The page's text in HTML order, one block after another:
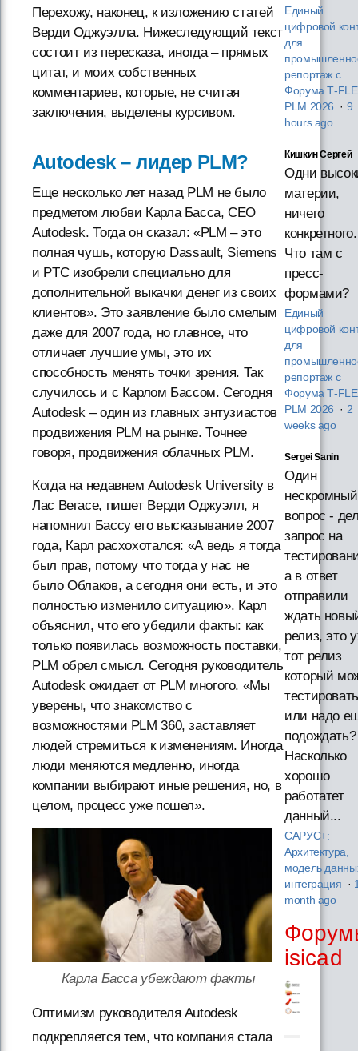
Перехожу, наконец, к изложению статей
Верди Оджуэлла. Нижеследующий текст
состоит из пересказа, иногда – прямых
цитат, и моих собственных
комментариев, которые, не считая
заключения, выделены курсивом.
Autodesk – лидер PLM?
Еще несколько лет назад PLM не было
предметом любви Карла Басса, CEO
Autodesk. Тогда он сказал: «PLM – это
полная чушь, которую Dassault, Siemens
и PTC изобрели специально для
дополнительной выкачки денег из своих
клиентов». Это заявление было смелым
даже для 2007 года, но главное, что
отличает лучшие умы, это их
способность менять точки зрения. Так
случилось и с Карлом Бассом. Сегодня
Autodesk – один из главных энтузиастов
продвижения PLM на рынке. Точнее
говоря, продвижения облачных PLM.
Когда на недавнем Autodesk University в
Лас Вегасе, пишет Верди Оджуэлл, я
напомнил Бассу его высказывание 2007
года, Карл расхохотался: «А ведь я тогда
был прав, потому что тогда у нас не
было Облаков, а сегодня они есть, и это
полностью изменило ситуацию». Карл
объяснил, что его убедили факты: как
только появилась возможность поставки,
PLM обрел смысл. Сегодня руководитель
Autodesk ожидает от PLM многого. «Мы
уверены, что знакомство с
возможностями PLM 360, заставляет
людей стремиться к изменениям. Иногда
люди меняются медленно, иногда
компании выбирают иные решения, но, в
целом, процесс уже пошел».
Карла Басса убеждают факты
Оптимизм руководителя Autodesk
подкрепляется тем, что компания стала
Единый
цифровой
для
репортаж с
Форума
PLM 2026 · 9
hours ago
Кишкин Сергей
Одни
материи,
ничего
конкретного.
Что там с
пресс-
формами?
Единый
цифровой
для
репортаж с
Форума
PLM 2026 · 2
weeks ago
Sergei Sanin
Один
нескромный
вопрос -
запрос на
а в ответ
отправили
ждать
релиз, это
тот релиз
который
или надо
подождать?
Насколько
хорошо
работатет
данный...
САРУС+:
Архитектура,
модель
интеграция ·
month ago
isicad